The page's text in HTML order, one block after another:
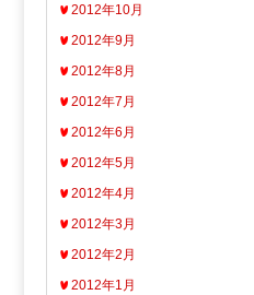
2012年10月
2012年9月
2012年8月
2012年7月
2012年6月
2012年5月
2012年4月
2012年3月
2012年2月
2012年1月